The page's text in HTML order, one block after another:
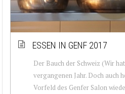
ESSEN IN GENF 2017
Der Bauch der Schweiz (Wir
vergangenen Jahr. Doch auch
Vorfeld des Genfer Salon